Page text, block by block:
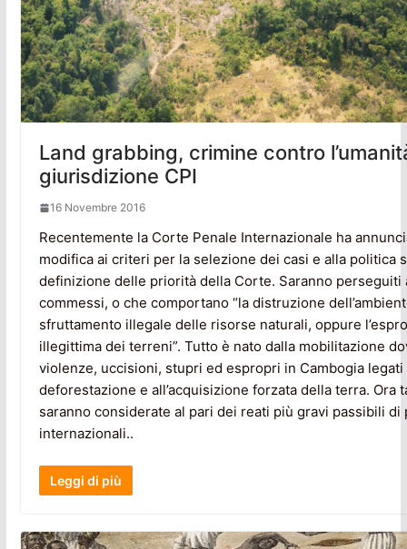
Land grabbing, crimine contro
giurisdizione CPI
16 Novembre 2016
Recentemente la Corte Penale Internazionale ha
modifica ai criteri per la selezione dei casi e alla politica
definizione delle priorità della Corte. Saranno perseguiti
commessi, o che comportano “la distruzione
sfruttamento illegale delle risorse naturali, oppure
illegittima dei terreni”. Tutto è nato dalla mobilitazione
violenze, uccisioni, stupri ed espropri in Cambogia legati
deforestazione e all’acquisizione forzata della terra. Ora
saranno considerate al pari dei reati più gravi passibili di
internazionali..
Leggi di più